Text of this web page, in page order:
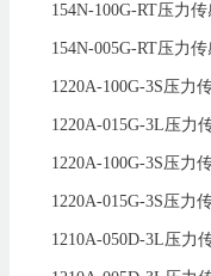
154N-100G-RT压力
154N-005G-RT压力
1220A-100G-3S压力
1220A-015G-3L压力
1220A-100G-3S压力
1220A-015G-3S压力
1210A-050D-3L压力